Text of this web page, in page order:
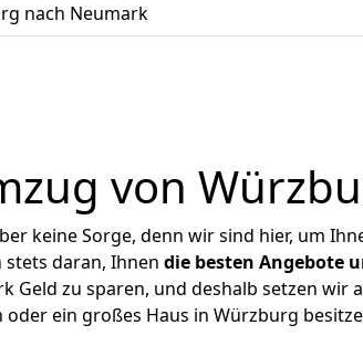
nach Neumark
von
keine Sorge, denn wir sind hier, um
daran, Ihnen die besten Angebote
zu sparen, und deshalb setzen wir
ein großes Haus in Würzburg